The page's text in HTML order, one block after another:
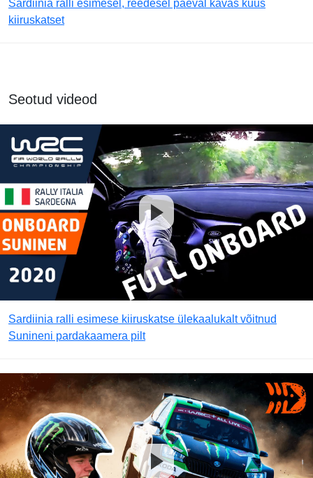
Sardiinia ralli esimesel, reedesel päeval kavas kuus
kiiruskatset
Seotud videod
Sardiinia ralli esimese kiiruskatse ülekaalukalt võitnud
Sunineni pardakaamera pilt